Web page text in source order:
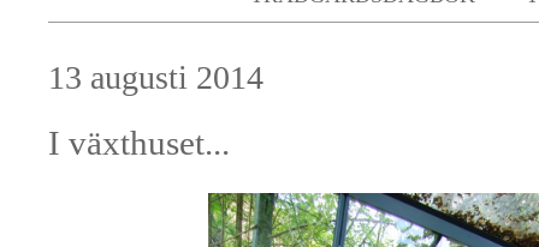
13 augusti 2014
I växthuset...